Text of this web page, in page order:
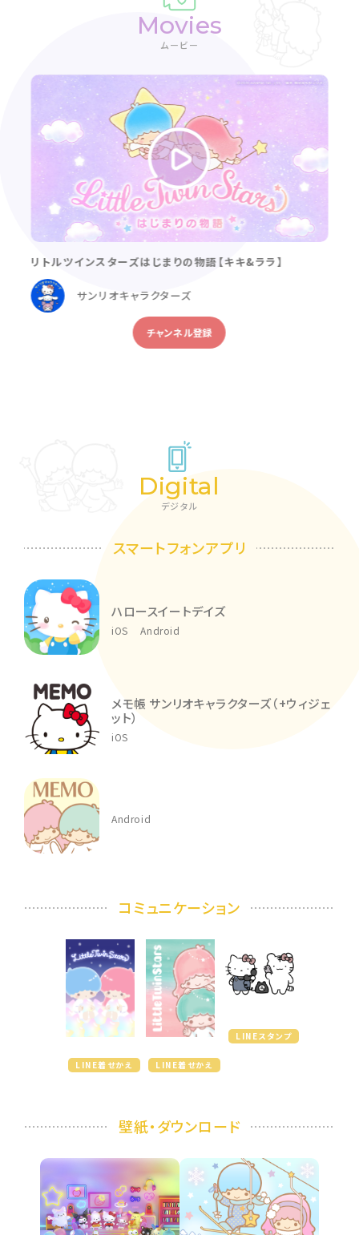
Movies
ムービー
リトルツインスターズはじまりの物語【キキ&ララ】
サンリオキャラクターズ
チャンネル登録
Digital
デジタル
スマートフォンアプリ
ハロースイートデイズ
iOS Android
メモ帳 サンリオキャラクターズ（+ウィジェ
ット）
iOS
Android
コミュニケーション
LINE着せかえ LINE着せかえ
LINEスタンプ
壁紙・ダウンロード